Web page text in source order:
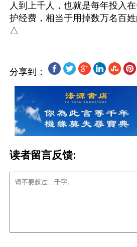
人到上千人，也就是每年投入
护经费，相当于用掉数万名百姓
分享到：
读者留言反馈: